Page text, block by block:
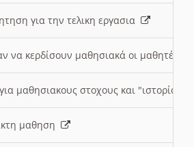
για την τελικη εργασια
να κερδίσουν μαθησιακά οι μαθητές/
μαθησιακους στοχους και "ιστορία"
μαθηση